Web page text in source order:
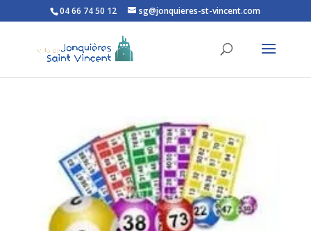
Ouvrir la barre d’outils
04 66 74 50 12 sg@jonquieres-st-vincent.com